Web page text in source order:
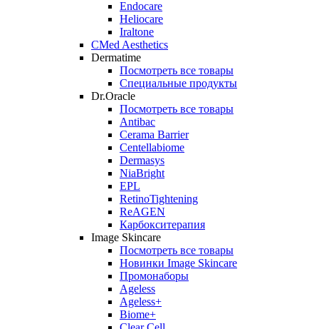
Endocare
Heliocare
Iraltone
CMed Aesthetics
Dermatime
Посмотреть все товары
Специальные продукты
Dr.Oracle
Посмотреть все товары
Antibac
Cerama Barrier
Centellabiome
Dermasys
NiaBright
EPL
RetinoTightening
ReAGEN
Карбокситерапия
Image Skincare
Посмотреть все товары
Новинки Image Skincare
Промонаборы
Ageless
Ageless+
Biome+